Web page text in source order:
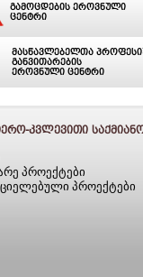
გამოცდების ეროვნული
ცენტრი
მასწავლებელთა
განვითარების
ეროვნული ცენტრი
ᲙᲕᲚᲔᲕᲘᲗᲘ
პროექტები
პროექტები